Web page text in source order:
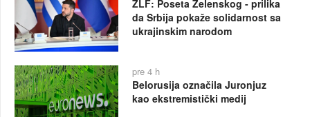
ZLF: Poseta Zelenskog - prilika
da Srbija pokaže solidarnost sa
ukrajinskim narodom
pre 4 h
Belorusija označila Juronjuz
kao ekstremistički medij